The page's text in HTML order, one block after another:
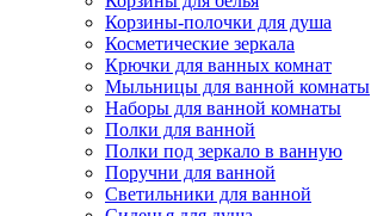
Корзины-полочки для душа
Косметические зеркала
Крючки для ванных комнат
Мыльницы для ванной комнаты
Наборы для ванной комнаты
Полки для ванной
Полки под зеркало в ванную
Поручни для ванной
Светильники для ванной